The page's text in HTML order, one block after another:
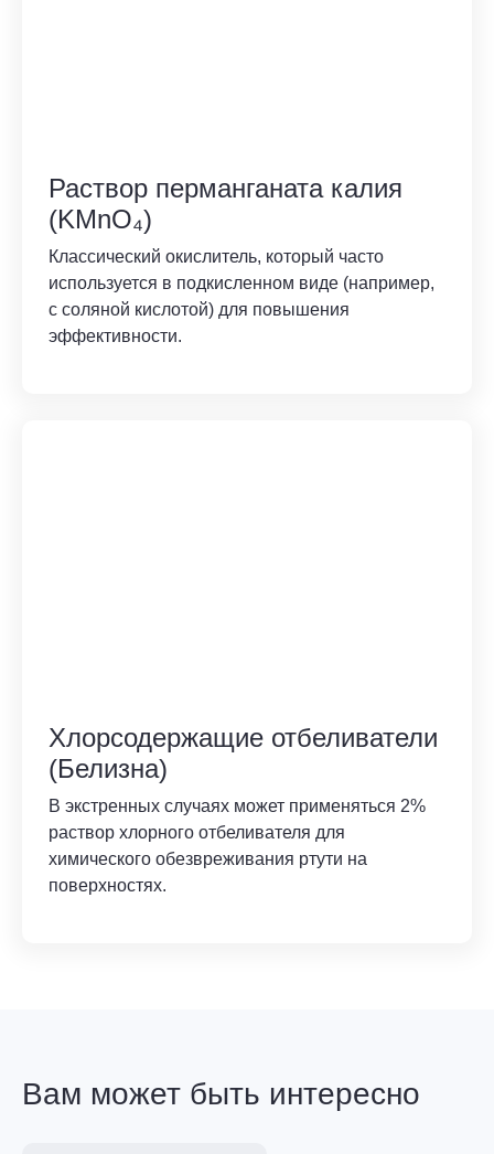
Раствор перманганата калия
(KMnO₄)
Классический окислитель, который часто
используется в подкисленном виде (например,
с соляной кислотой) для повышения
эффективности.
Хлорсодержащие отбеливатели
(Белизна)
В экстренных случаях может применяться 2%
раствор хлорного отбеливателя для
химического обезвреживания ртути на
поверхностях.
Вам может быть интересно